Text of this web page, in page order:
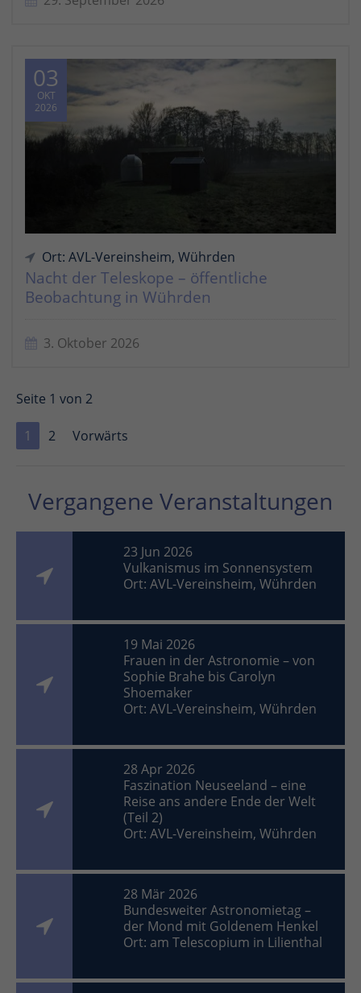
03
OKT
2026
Ort: AVL-Vereinsheim, Wührden
Nacht der Teleskope – öffentliche
Beobachtung in Wührden
3. Oktober 2026
Seite 1 von 2
1 2 Vorwärts
Vergangene Veranstaltungen
23 Jun 2026
Vulkanismus im Sonnensystem
Ort: AVL-Vereinsheim, Wührden
19 Mai 2026
Frauen in der Astronomie – von
Sophie Brahe bis Carolyn
Shoemaker
Ort: AVL-Vereinsheim, Wührden
28 Apr 2026
Faszination Neuseeland – eine
Reise ans andere Ende der Welt
(Teil 2)
Ort: AVL-Vereinsheim, Wührden
28 Mär 2026
Bundesweiter Astronomietag –
der Mond mit Goldenem Henkel
Ort: am Telescopium in Lilienthal